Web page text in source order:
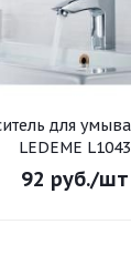
умывальника
LEDEME L1043
92 руб./шт